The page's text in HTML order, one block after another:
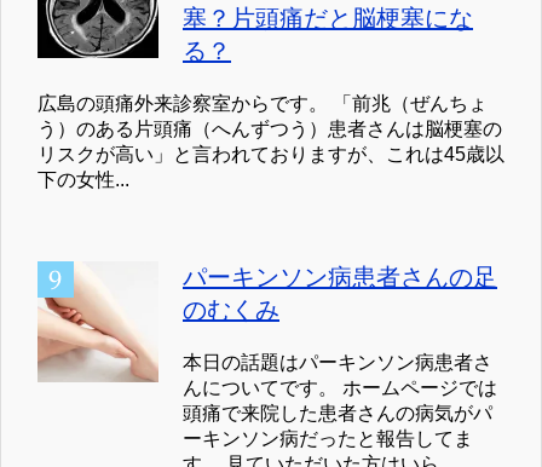
塞？片頭痛だと脳梗塞にな
る？
広島の頭痛外来診察室からです。 「前兆（ぜんちょ
う）のある片頭痛（へんずつう）患者さんは脳梗塞の
リスクが高い」と言われておりますが、これは45歳以
下の女性...
パーキンソン病患者さんの足
のむくみ
本日の話題はパーキンソン病患者さ
んについてです。 ホームページでは
頭痛で来院した患者さんの病気がパ
ーキンソン病だったと報告してま